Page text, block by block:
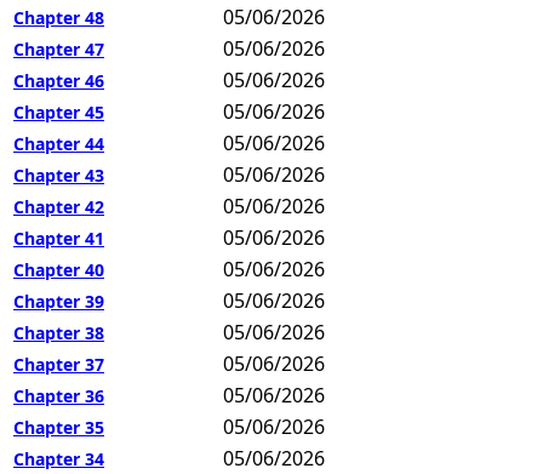
Chapter 48 05/06/2026
Chapter 47 05/06/2026
Chapter 46 05/06/2026
Chapter 45 05/06/2026
Chapter 44 05/06/2026
Chapter 43 05/06/2026
Chapter 42 05/06/2026
Chapter 41 05/06/2026
Chapter 40 05/06/2026
Chapter 39 05/06/2026
Chapter 38 05/06/2026
Chapter 37 05/06/2026
Chapter 36 05/06/2026
Chapter 35 05/06/2026
Chapter 34 05/06/2026